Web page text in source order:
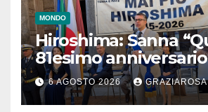
MONDO
Hiroshima: Sanna
81esimo
monito per tutti”
6 AGOSTO 2026